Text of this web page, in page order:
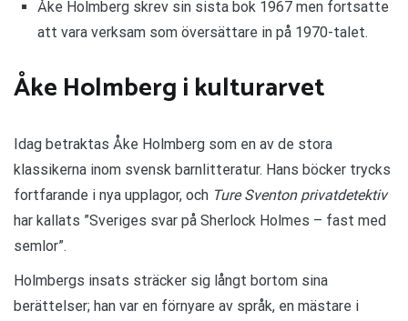
Åke Holmberg skrev sin sista bok 1967 men fortsatte
att vara verksam som översättare in på 1970-talet.
Åke Holmberg i kulturarvet
Idag betraktas Åke Holmberg som en av de stora
klassikerna inom svensk barnlitteratur. Hans böcker trycks
fortfarande i nya upplagor, och Ture Sventon privatdetektiv
har kallats ”Sveriges svar på Sherlock Holmes – fast med
semlor”.
Holmbergs insats sträcker sig långt bortom sina
berättelser; han var en förnyare av språk, en mästare i